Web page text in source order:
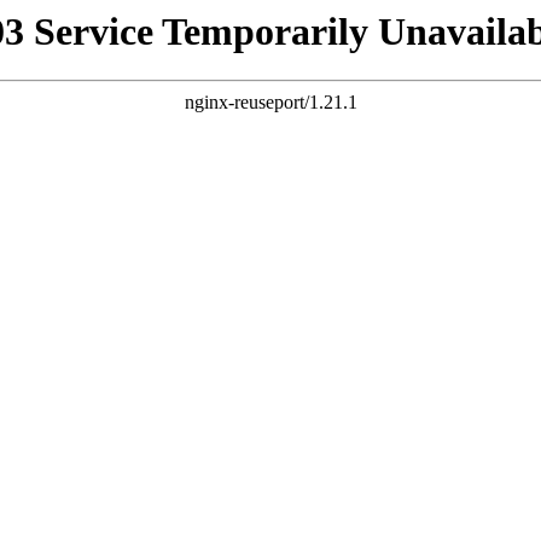
Service Temporarily
nginx-reuseport/1.21.1